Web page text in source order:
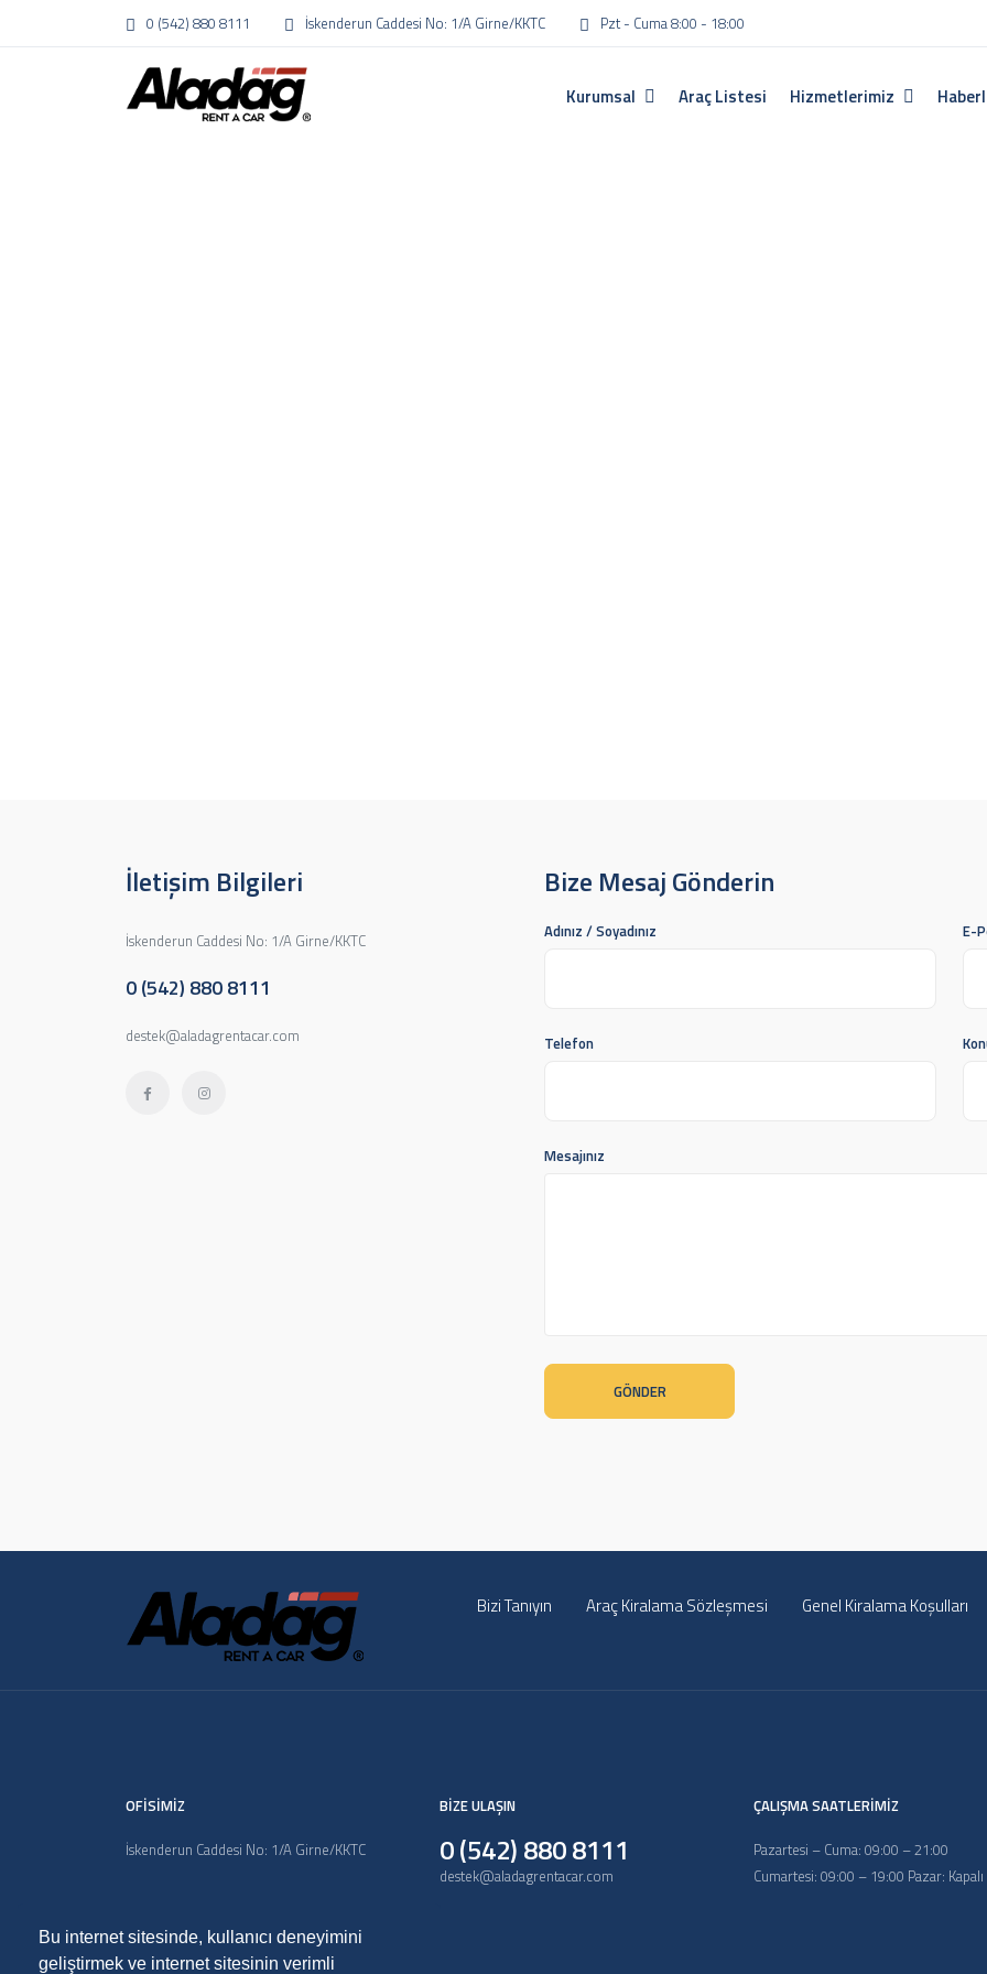
Bu internet sitesinde, kullanıcı deneyimini
geliştirmek ve internet sitesinin verimli
0 (542) 880 8111 İskenderun Caddesi No: 1/A Girne/KKTC Pzt - Cuma 8:00 - 18:00
Kurumsal Araç Listesi Hizmetlerimiz
İletişim Bilgileri
İskenderun Caddesi No: 1/A Girne/KKTC
0 (542) 880 8111
destek@aladagrentacar.com
Bize Mesaj Gönderin
Adınız / Soyadınız E-
Telefon
Mesajınız
GÖNDER
Bizi Tanıyın Araç Kiralama Sözleşmesi Genel Kiralama Koşulları
OFİSİMİZ
İskenderun Caddesi No: 1/A Girne/KKTC
BİZE ULAŞIN
0 (542) 880 8111
destek@aladagrentacar.com
ÇALIŞMA SAATLERİMİZ
Pazartesi – Cuma: 09:00 – 21:00
Cumartesi: 09:00 – 19:00 Pazar: Kapalı